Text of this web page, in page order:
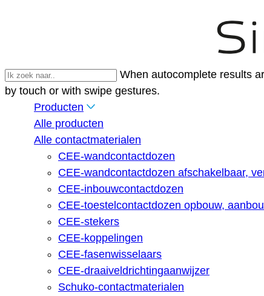
When autocomplete results
by touch or with swipe gestures.
Producten
Alle producten
Alle contactmaterialen
CEE-wandcontactdozen
CEE-wandcontactdozen afschakelbaar,
CEE-inbouwcontactdozen
CEE-toestelcontactdozen opbouw,
CEE-stekers
CEE-koppelingen
CEE-fasenwisselaars
CEE-draaiveldrichtingaanwijzer
Schuko-contactmaterialen